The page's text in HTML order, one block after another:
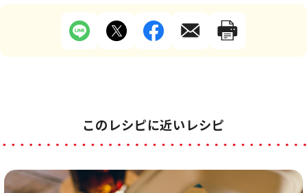
このレシピに近いレシピ